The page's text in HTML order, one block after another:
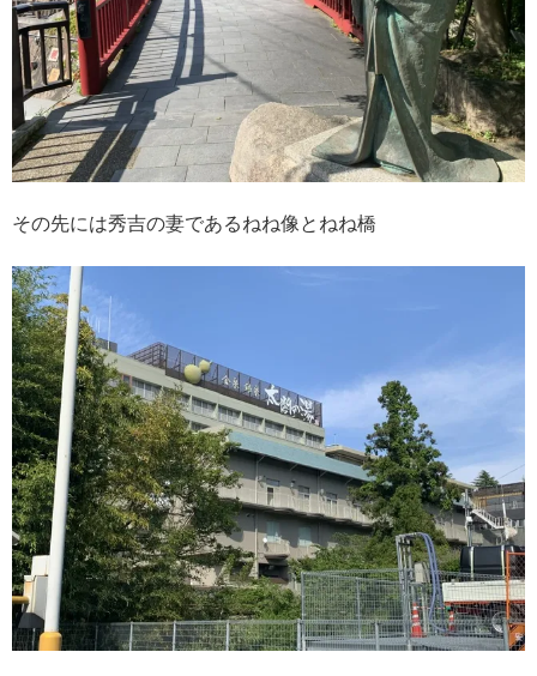
その先には秀吉の妻であるねね像とねね橋